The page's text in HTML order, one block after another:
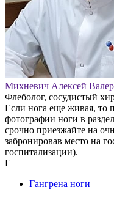
Михневич Алексей
Флеболог, сосудистый
Если нога еще живая,
фотографии ноги в
срочно приезжайте на
забронировав место на
госпитализации).
Г
Гангрена ноги